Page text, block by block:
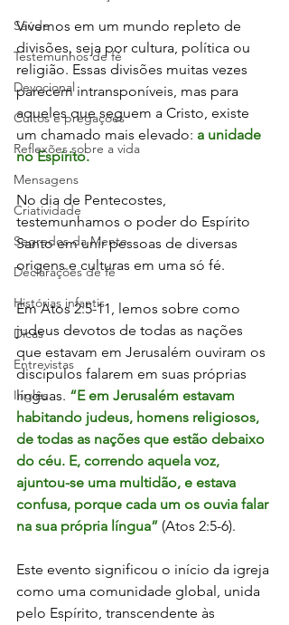
Saúde
Testemunhos de fé
Devocional
Cultos e pregações
Reflexões sobre a vida
Mensagens
Criatividade
Segredos da Mente
Declarações de fé
Histórias infantis
Dicas
Entrevistas
Inglês
Vivemos em um mundo repleto de
divisões, seja por cultura, política ou
religião. Essas divisões muitas vezes
parecem intransponíveis, mas para
aqueles que seguem a Cristo, existe
um chamado mais elevado: a unidade
no Espírito.
No dia de Pentecostes,
testemunhamos o poder do Espírito
Santo em unir pessoas de diversas
origens e culturas em uma só fé.
Em Atos 2:5-11, lemos sobre como
judeus devotos de todas as nações
que estavam em Jerusalém ouviram os
discípulos falarem em suas próprias
línguas. “E em Jerusalém estavam
habitando judeus, homens religiosos,
de todas as nações que estão debaixo
do céu. E, correndo aquela voz,
ajuntou-se uma multidão, e estava
confusa, porque cada um os ouvia falar
na sua própria língua” (Atos 2:5-6).
Este evento significou o início da igreja
como uma comunidade global, unida
pelo Espírito, transcendente às